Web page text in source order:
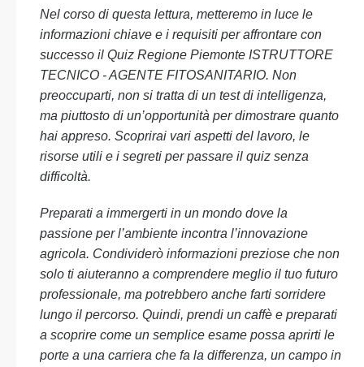
Nel corso di questa lettura, metteremo in luce le
informazioni chiave e i requisiti per affrontare con
successo il Quiz Regione Piemonte ISTRUTTORE
TECNICO - AGENTE FITOSANITARIO. Non
preoccuparti, non si tratta di un test di intelligenza,
ma piuttosto di un’opportunità per dimostrare quanto
hai appreso. Scoprirai vari aspetti del lavoro, le
risorse utili e i segreti per passare il quiz senza
difficoltà.
Preparati a immergerti in un mondo dove la
passione per l’ambiente incontra l’innovazione
agricola. Condividerò informazioni preziose che non
solo ti aiuteranno a comprendere meglio il tuo futuro
professionale, ma potrebbero anche farti sorridere
lungo il percorso. Quindi, prendi un caffè e preparati
a scoprire come un semplice esame possa aprirti le
porte a una carriera che fa la differenza, un campo in